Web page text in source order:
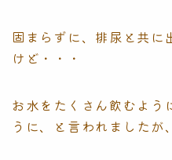
固まらずに、排尿と共に
けど・・・
お水をたくさん飲むよう
うに、と言われましたが、